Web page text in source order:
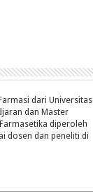
dari Universitas
dan Master
diperoleh
dosen dan peneliti di